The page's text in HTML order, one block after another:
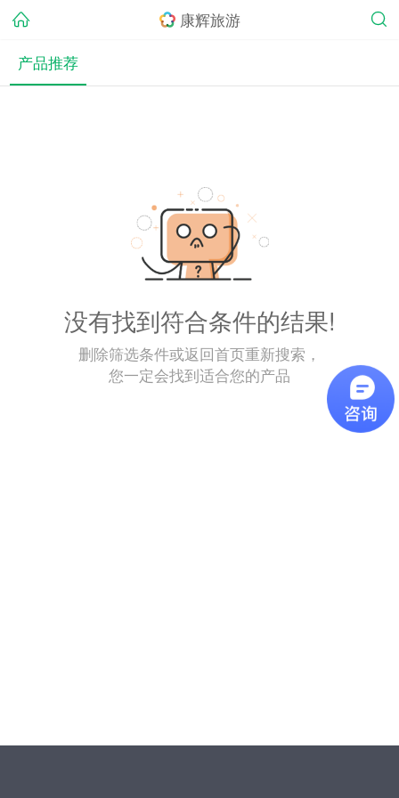
康辉旅游
产品推荐
没有找到符合条件的结果!
删除筛选条件或返回首页重新搜索，
您一定会找到适合您的产品